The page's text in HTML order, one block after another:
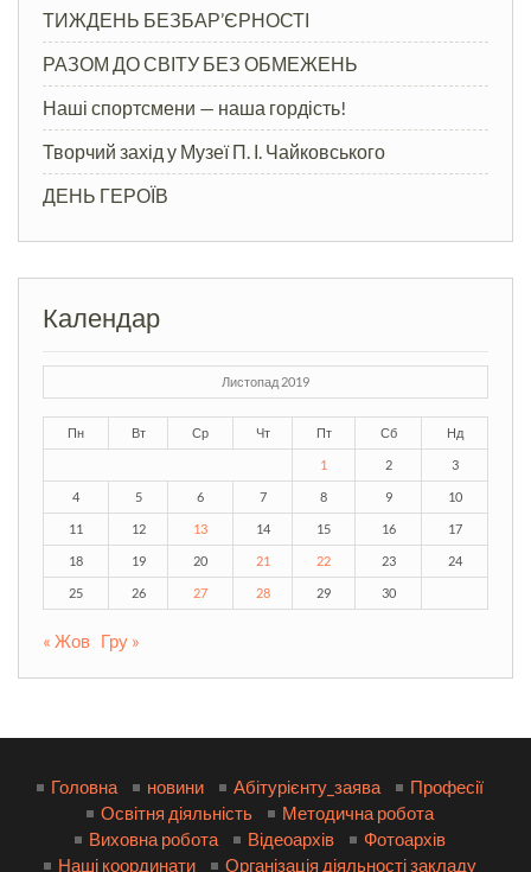
ТИЖДЕНЬ БЕЗБАР’ЄРНОСТІ
РАЗОМ ДО СВІТУ БЕЗ ОБМЕЖЕНЬ
Наші спортсмени — наша гордість!
Творчий захід у Музеї П. І. Чайковського
ДЕНЬ ГЕРОЇВ
Календар
Листопад 2019
Пн Вт Ср Чт Пт Сб Нд
1 2 3
4 5 6 7 8 9 10
11 12 13 14 15 16 17
18 19 20 21 22 23 24
25 26 27 28 29 30
« Жов Гру »
Головна новини Абітурієнту_заява
Професії
Освітня діяльність
Методична робота
Виховна робота
Відеоархів
Фотоархів
Наші координати
Організація діяльності закладу